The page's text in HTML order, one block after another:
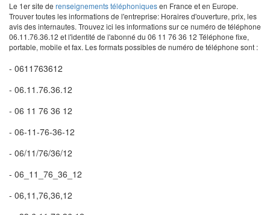
Le 1er site de renseignements téléphoniquesen France et en Europe.
Trouver toutes les informations de l'entreprise: Horaires d'ouverture, prix, les
avis des internautes. Trouvez ici les informations sur ce numéro de téléphone
06.11.76.36.12 et l'identité de l'abonné du 06 11 76 36 12 Téléphone fixe,
portable, mobile et fax. Les formats possibles de numéro de téléphone sont :
- 0611763612
- 06.11.76.36.12
- 06 11 76 36 12
- 06-11-76-36-12
- 06/11/76/36/12
- 06_11_76_36_12
- 06,11,76,36,12